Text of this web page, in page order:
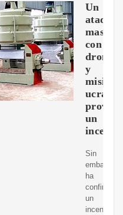
Un
ataque
masivo
con
drones
y
misiles
un
Sin
embargo,
ha
confirmado
un
incendio